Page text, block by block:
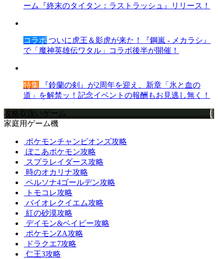
ーム『終末のタイタン：ラストラッシュ』リリース！
コラボ ついに虎王＆影虎が来た！『鋼嵐 - メカラシ』
で「魔神英雄伝ワタル」コラボ後半が開催！
特集 『鈴蘭の剣』が2周年を迎え、新章「氷と血の
道」を解禁ッ！記念イベントの報酬もお見逃し無く！
攻略取扱いゲーム
家庭用ゲーム機
ポケモンチャンピオンズ攻略
ぽこあポケモン攻略
スプラレイダース攻略
時のオカリナ攻略
ペルソナ4ゴールデン攻略
トモコレ攻略
バイオレクイエム攻略
紅の砂漠攻略
デイモン&ベイビー攻略
ポケモンZA攻略
ドラクエ7攻略
仁王3攻略